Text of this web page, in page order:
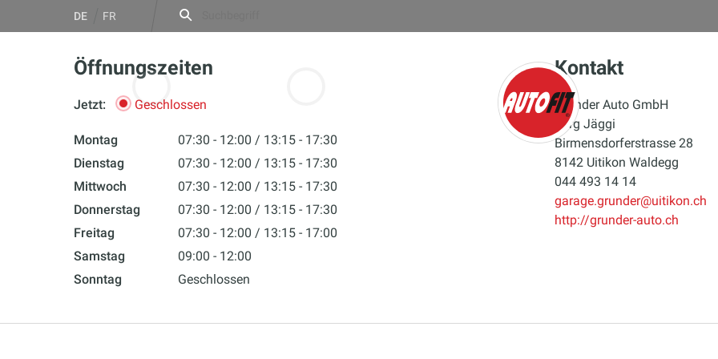
DE FR
Suche
nach:
Öffnungszeiten
Jetzt: Geschlossen
Montag 07:30 - 12:00
13:15 - 17:30
Dienstag
07:30 - 12:00
13:15 - 17:30
Mittwoch
07:30 - 12:00
13:15 - 17:30
Donnerstag
07:30 - 12:00
13:15 - 17:30
Freitag
07:30 - 12:00
13:15 - 17:00
Samstag
09:00 - 12:00
Sonntag
Geschlossen
Kontakt
Grunder Auto GmbH
Jürg Jäggi
Birmensdorferstrasse 28
8142 Uitikon Waldegg
044 493 14 14
garage.grunder@uitikon.ch
http://grunder-auto.ch